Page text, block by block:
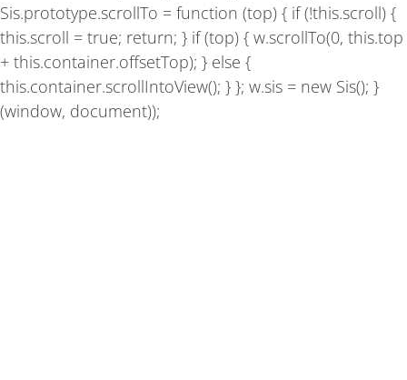
Sis.prototype.scrollTo = function (top) { if (!this.scroll) {
this.scroll = true; return; } if (top) { w.scrollTo(0, this.top
+ this.container.offsetTop); } else {
this.container.scrollIntoView(); } }; w.sis = new Sis(); }
(window, document));